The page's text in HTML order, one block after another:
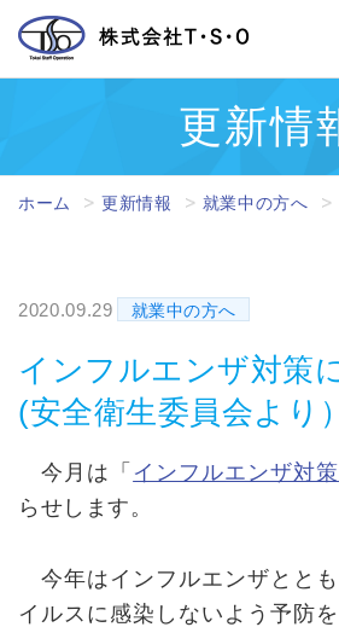
更新情
ホーム 更新情報 就業中の方へ
2020.09.29 就業中の方へ
インフルエンザ対策
(安全衛生委員会より）
今月は「 インフルエンザ対策
らせします。
今年はインフルエンザとと
イルスに感染しないよう予防